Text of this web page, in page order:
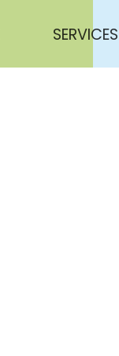
SERVICES